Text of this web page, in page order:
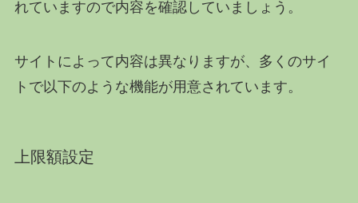
れていますので内容を確認していましょう。
サイトによって内容は異なりますが、多くのサイ
トで以下のような機能が用意されています。
上限額設定